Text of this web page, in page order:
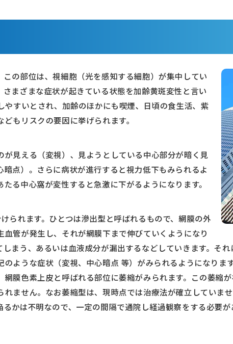
の部位は、視細胞（光を感知する細胞）が集中してい
まざまな症状が起きている状態を加齢黄斑変性と言い
やすいとされ、加齢のほかにも喫煙、日頃の食生活、紫
もリスクの要因に挙げられます。
見える（変視）、見ようとしている中心部分が暗く見
点）。さらに病状が進行すると視力低下もみられるよ
る中心窩が変性すると急激に下がるようになります。
られます。ひとつは滲出型と呼ばれるもので、網膜の外
管が発生し、それが網膜下まで伸びていくようになり
まう、あるいは血液成分が漏出するなどしていきます。そ
ような症状（変視、中心暗点 等）がみられるようになりま
膜色素上皮と呼ばれる部位に萎縮がみられます。この萎縮
ません。なお萎縮型は、現時点では治療法が確立していま
かは不明なので、一定の間隔で通院し経過観察をする必要が